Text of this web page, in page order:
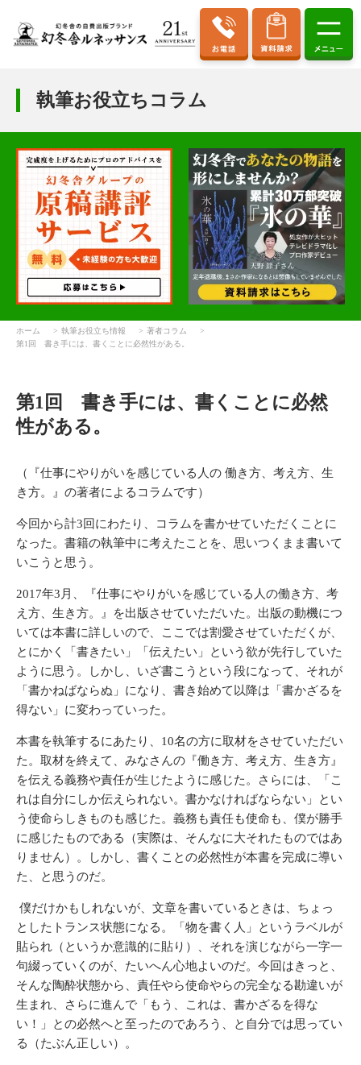
執筆お役立ちコラム
ホーム 執筆お役立ち情報
著者コラム
第1回 書き手には、書くことに必然性がある。
第1回 書き手には、書くことに必然
性がある。
（
『仕事にやりがいを感じている人の 働き方、考え方、生
き方。』 の著者によるコラムです）
今回から計3回にわたり、コラムを書かせていただくことに
なった。書籍の執筆中に考えたことを、思いつくまま書いて
いこうと思う。
2017年3月、『仕事にやりがいを感じている人の働き方、考
え方、生き方。』を出版させていただいた。出版の動機につ
いては本書に詳しいので、ここでは割愛させていただくが、
とにかく「書きたい」「伝えたい」という欲が先行していた
ように思う。しかし、いざ書こうという段になって、それが
「書かねばならぬ」になり、書き始めて以降は「書かざるを
得ない」に変わっていった。
本書を執筆するにあたり、10名の方に取材をさせていただい
た。取材を終えて、みなさんの『働き方、考え方、生き方』
を伝える義務や責任が生じたように感じた。さらには、「こ
れは自分にしか伝えられない。書かなければならない」とい
う使命らしきものも感じた。義務も責任も使命も、僕が勝手
に感じたものである（実際は、そんなに大それたものではあ
りません）。しかし、書くことの必然性が本書を完成に導い
た、と思うのだ。
僕だけかもしれないが、文章を書いているときは、ちょっ
としたトランス状態になる。「物を書く人」というラベルが
貼られ（というか意識的に貼り）、それを演じながら一字一
句綴っていくのが、たいへん心地よいのだ。今回はきっと、
そんな陶酔状態から、責任やら使命やらの完全なる勘違いが
生まれ、さらに進んで「もう、これは、書かざるを得な
い！」との必然へと至ったのであろう、と自分では思ってい
る（たぶん正しい）。